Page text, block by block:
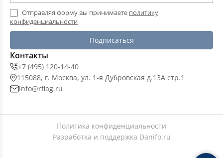
Отправляя форму вы принимаете политику
конфиденциальности
Подписаться
Контакты
+7 (495) 120-14-40
115088, г. Москва, ул. 1-я Дубровская д.13А стр.1
info@rflag.ru
Политика конфиденциальности
Разработка и поддержка Danifo.ru